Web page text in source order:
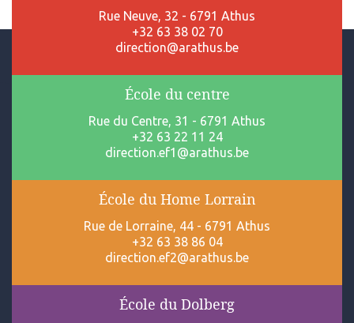
Rue Neuve, 32 - 6791 Athus
+32 63 38 02 70
direction@arathus.be
École du centre
Rue du Centre, 31 - 6791 Athus
+32 63 22 11 24
direction.ef1@arathus.be
École du Home Lorrain
Rue de Lorraine, 44 - 6791 Athus
+32 63 38 86 04
direction.ef2@arathus.be
École du Dolberg